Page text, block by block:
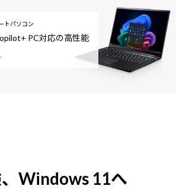
ン
MousePro
スペック/パーツ別
おすすめ目玉パソコン
今イチオシのパソコンをピ
Windows 11|Copilot+ PC
トパソコン
PC対応の高性能
Windows 11へ